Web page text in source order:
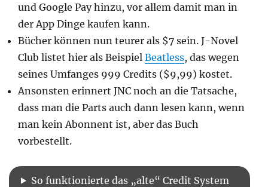
und Google Pay hinzu, vor allem damit man in
der App Dinge kaufen kann.
Bücher können nun teurer als $7 sein. J-Novel
Club listet hier als Beispiel Beatless, das wegen
seines Umfanges 999 Credits ($9,99) kostet.
Ansonsten erinnert JNC noch an die Tatsache,
dass man die Parts auch dann lesen kann, wenn
man kein Abonnent ist, aber das Buch
vorbestellt.
So funktionierte das „alte“ Credit System